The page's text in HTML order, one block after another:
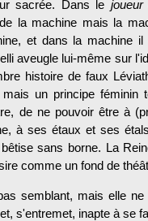
sacrée. Dans le
la machine mais la
et dans la machine
aveugle lui-même sur
histoire de faux
un principe féminin
de ne pouvoir être à
à ses étaux et ses
sans borne. La
comme un fond de
semblant, mais elle
s'entremet, inapte à se